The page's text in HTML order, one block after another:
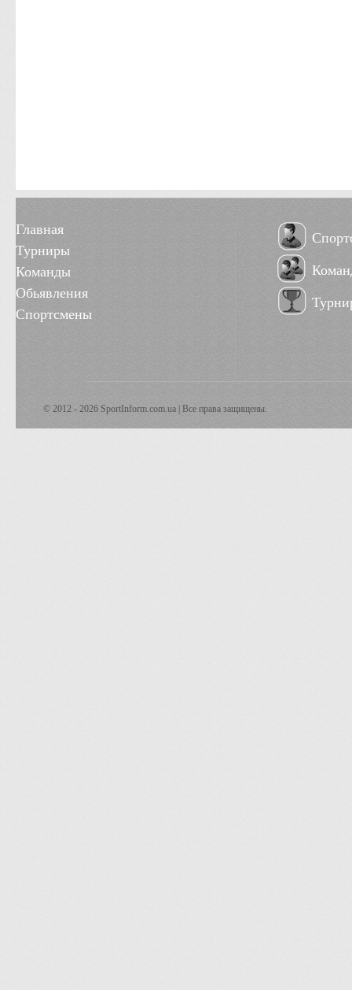
Главная
Турниры
Команды
Обьявления
Спортсмены
© 2012 - 2026 SportInform.com.ua | Все права защищены.